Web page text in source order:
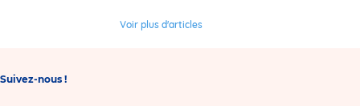
Voir plus d'articles
Suivez-nous !